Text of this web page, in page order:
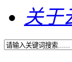
关于